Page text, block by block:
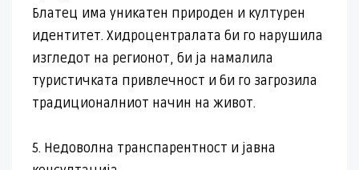
Блатец има уникатен природен и културен
идентитет. Хидроцентралата би го нарушила
изгледот на регионот, би ја намалила
туристичката привлечност и би го загрозила
традиционалниот начин на живот.
5. Недоволна транспарентност и јавна